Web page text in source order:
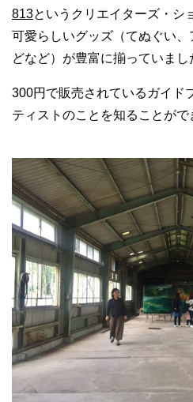
813というクリエイターズ・シ
可愛らしいグッズ（てぬぐい
どなど）が豊富に揃っていまし
300円で販売されているガイド
ティストのことを知ることがで